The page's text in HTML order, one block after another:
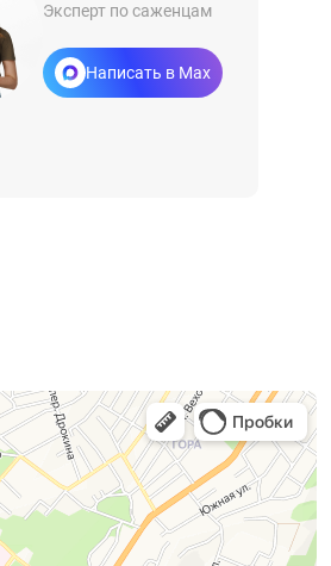
Эксперт по саженцам
Написать в Max